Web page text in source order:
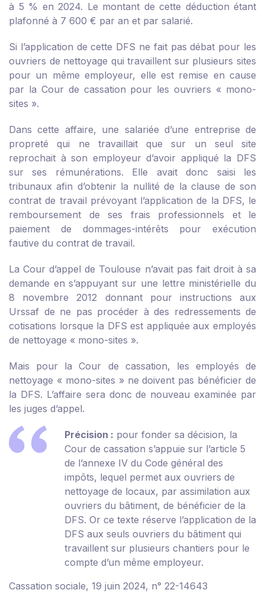
à 5 % en 2024. Le montant de cette déduction étant
plafonné à 7 600 € par an et par salarié.
Si l’application de cette DFS ne fait pas débat pour les
ouvriers de nettoyage qui travaillent sur plusieurs sites
pour un même employeur, elle est remise en cause
par la Cour de cassation pour les ouvriers « mono-
sites ».
Dans cette affaire, une salariée d’une entreprise de
propreté qui ne travaillait que sur un seul site
reprochait à son employeur d’avoir appliqué la DFS
sur ses rémunérations. Elle avait donc saisi les
tribunaux afin d’obtenir la nullité de la clause de son
contrat de travail prévoyant l’application de la DFS, le
remboursement de ses frais professionnels et le
paiement de dommages-intérêts pour exécution
fautive du contrat de travail.
La Cour d’appel de Toulouse n’avait pas fait droit à sa
demande en s’appuyant sur une lettre ministérielle du
8 novembre 2012 donnant pour instructions aux
Urssaf de ne pas procéder à des redressements de
cotisations lorsque la DFS est appliquée aux employés
de nettoyage « mono-sites ».
Mais pour la Cour de cassation, les employés de
nettoyage « mono-sites » ne doivent pas bénéficier de
la DFS. L’affaire sera donc de nouveau examinée par
les juges d’appel.
Précision : pour fonder sa décision, la
Cour de cassation s’appuie sur l’article 5
de l’annexe IV du Code général des
impôts, lequel permet aux ouvriers de
nettoyage de locaux, par assimilation aux
ouvriers du bâtiment, de bénéficier de la
DFS. Or ce texte réserve l’application de la
DFS aux seuls ouvriers du bâtiment qui
travaillent sur plusieurs chantiers pour le
compte d’un même employeur.
Cassation sociale, 19 juin 2024, n° 22-14643